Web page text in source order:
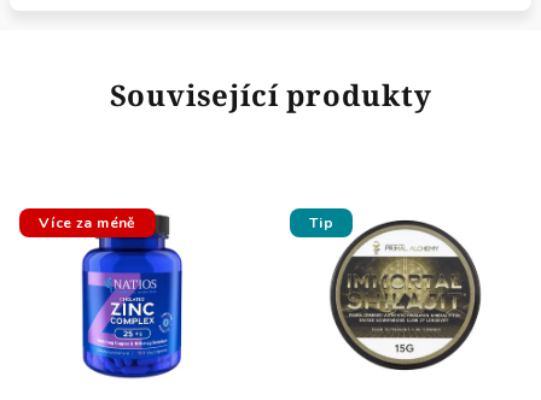
Související produkty
Více za méně Tip